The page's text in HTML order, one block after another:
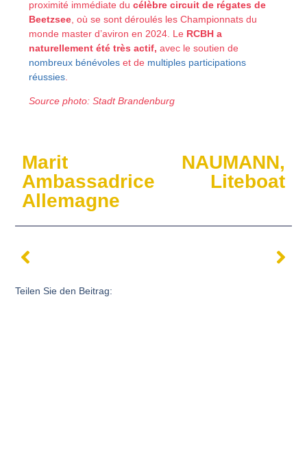
proximité immédiate ducélèbre circuit de régates de
Beetzsee , où se sont déroulés les Championnats du
monde master d’aviron en 2024. Le RCBH a
naturellement été très actif, avec le soutien de
nombreux bénévoles et de multiples participations
réussies
Source photo: Stadt Brandenburg
Marit NAUMANN,
Ambassadrice Liteboat
Allemagne
Teilen Sie den Beitrag: